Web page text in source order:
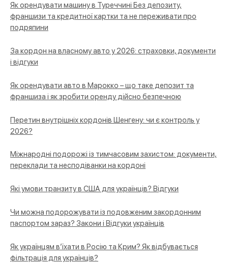
Як орендувати машину в Туреччині Без депозиту,
франшизи та кредитної картки та не переживати про
подряпини
За кордон на власному авто у 2026: страховки, документи
і відгуки
Як орендувати авто в Марокко – що таке депозит та
франшиза і як зробити оренду дійсно безпечною
Перетин внутрішніх кордонів Шенгену: чи є контроль у
2026?
Міжнародні подорожі із тимчасовим захистом: документи,
переклади та несподіванки на кордоні
Які умови транзиту в США для українців? Відгуки
Чи можна подорожувати із подовженим закордонним
паспортом зараз? Закони і Відгуки українців
Як українцям в’їхати в Росію та Крим? Як відбувається
фільтрація для українців?